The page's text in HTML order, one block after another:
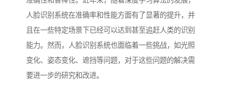
人脸识别系统在准确率和性能方面有了显著的提升，并
且在一些特定场景下已经可以达到甚至追赶人类的识别
能力。然而，人脸识别系统也面临着一些挑战，如光照
变化、姿态变化、遮挡等问题，对于这些问题的解决需
要进一步的研究和改进。